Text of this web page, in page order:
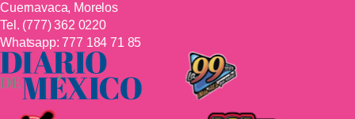
Cuernavaca, Morelos
Tel. (777) 362 0220
Whatsapp:777 184 71 85